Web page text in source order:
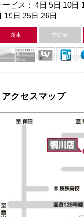
ービス： 4日 5日 10日
19日 25日 26日
新車 中古車
アクセスマップ